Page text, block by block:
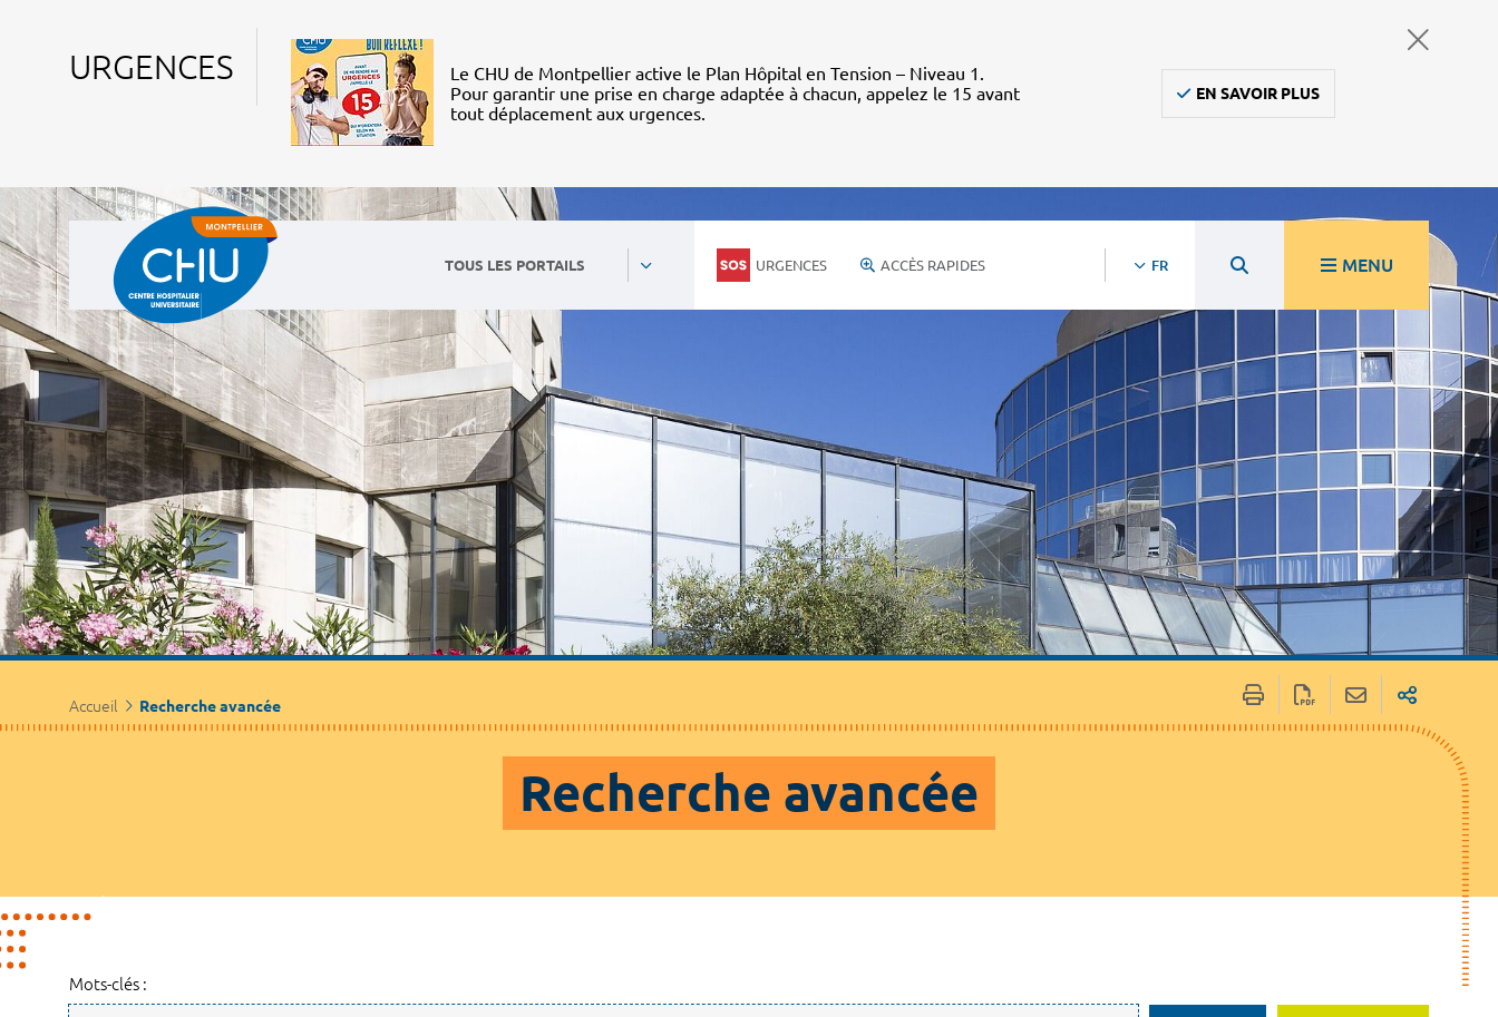
URGENCES
Le CHU de Montpellier active le Plan Hôpital en Tension – Niveau 1.
Pour garantir une prise en charge adaptée à chacun, appelez le 15 avant
tout déplacement aux urgences.
EN SAVOIR PLUS
TOUS LES PORTAILS URGENCES ACCÈS RAPIDES FR MENU
Accueil Recherche avancée
Recherche avancée
Mots-clés :